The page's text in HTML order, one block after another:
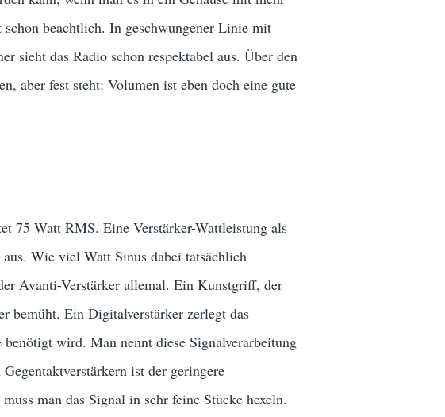
beachtlich. In geschwungener Linie mit
sieht das Radio schon respektabel aus. Über den
aber fest steht: Volumen ist eben doch eine gute
75 Watt RMS. Eine Verstärker-Wattleistung als
Wie viel Watt Sinus dabei tatsächlich
Avanti-Verstärker allemal. Ein Kunstgriff, der
bemüht. Ein Digitalverstärker zerlegt das
wird. Man nennt diese Signalverarbeitung
ist der geringere
man das Signal in sehr feine Stücke hexeln.